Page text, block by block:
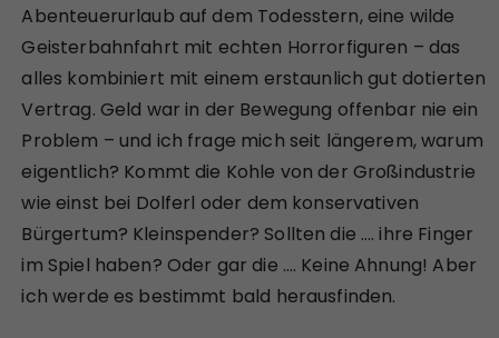
Abenteuerurlaub auf dem Todesstern, eine wilde
Geisterbahnfahrt mit echten Horrorfiguren – das
alles kombiniert mit einem erstaunlich gut dotierten
Vertrag. Geld war in der Bewegung offenbar nie ein
Problem – und ich frage mich seit längerem, warum
eigentlich? Kommt die Kohle von der Großindustrie
wie einst bei Dolferl oder dem konservativen
Bürgertum? Kleinspender? Sollten die …. ihre Finger
im Spiel haben? Oder gar die …. Keine Ahnung! Aber
ich werde es bestimmt bald herausfinden.